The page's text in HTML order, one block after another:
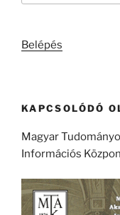
Belépés
KAPCSOLÓDÓ
Magyar
Információs